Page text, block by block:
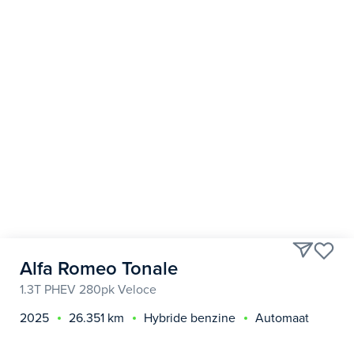
Alfa Romeo Tonale
1.3T PHEV 280pk Veloce
2025
26.351 km Hybride benzine Automaat